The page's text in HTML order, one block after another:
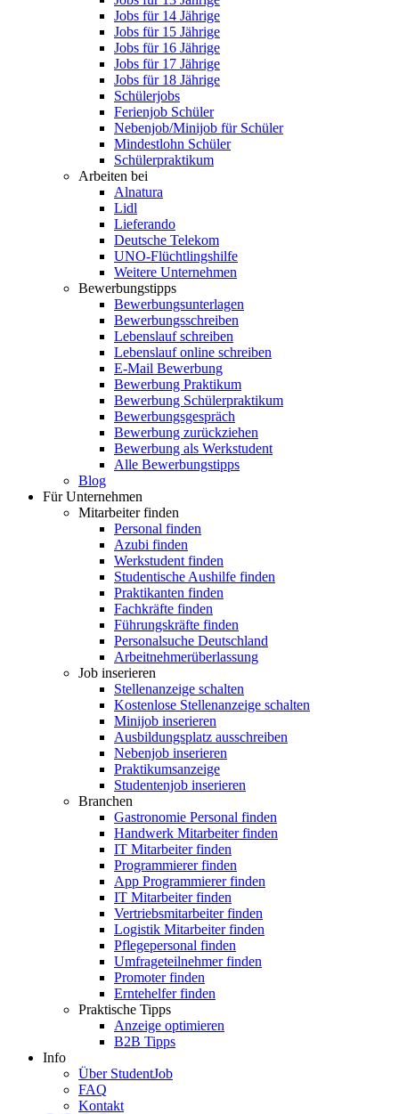
Jobs für 14 Jährige
Jobs für 15 Jährige
Jobs für 16 Jährige
Jobs für 17 Jährige
Jobs für 18 Jährige
Schülerjobs
Ferienjob Schüler
Nebenjob/Minijob für Schüler
Mindestlohn Schüler
Schülerpraktikum
Arbeiten bei
Alnatura
Lidl
Lieferando
Deutsche Telekom
UNO-Flüchtlingshilfe
Weitere Unternehmen
Bewerbungstipps
Bewerbungsunterlagen
Bewerbungsschreiben
Lebenslauf schreiben
Lebenslauf online schreiben
E-Mail Bewerbung
Bewerbung Praktikum
Bewerbung Schülerpraktikum
Bewerbungsgespräch
Bewerbung zurückziehen
Bewerbung als Werkstudent
Alle Bewerbungstipps
Blog
Für Unternehmen
Mitarbeiter finden
Personal finden
Azubi finden
Werkstudent finden
Studentische Aushilfe finden
Praktikanten finden
Fachkräfte finden
Führungskräfte finden
Personalsuche Deutschland
Arbeitnehmerüberlassung
Job inserieren
Stellenanzeige schalten
Kostenlose Stellenanzeige schalten
Minijob inserieren
Ausbildungsplatz ausschreiben
Nebenjob inserieren
Praktikumsanzeige
Studentenjob inserieren
Branchen
Gastronomie Personal finden
Handwerk Mitarbeiter finden
IT Mitarbeiter finden
Programmierer finden
App Programmierer finden
IT Mitarbeiter finden
Vertriebsmitarbeiter finden
Logistik Mitarbeiter finden
Pflegepersonal finden
Umfrageteilnehmer finden
Promoter finden
Erntehelfer finden
Praktische Tipps
Anzeige optimieren
B2B Tipps
Info
Über StudentJob
FAQ
Kontakt